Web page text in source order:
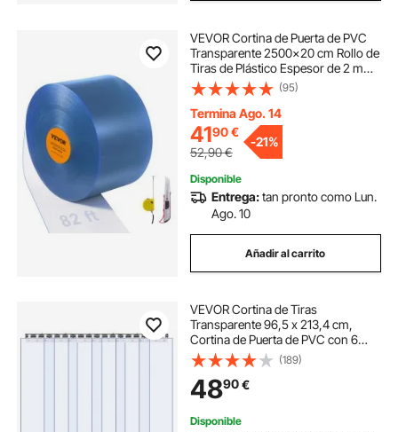
VEVOR Cortina de Puerta​ de PVC
Transparente 2500x20 cm Rollo de
Tiras de Plástico Espesor de 2 mm
Cortina de Tiras para Puertas de
Supermercado, Fábrica, Almacén,
Centros Comerciales, Garaje
(95)
Termina Ago. 14
4190€
52,90€
-21%
Disponible
Entrega:tan pronto como Lun.
Ago. 10
Añadir al carrito
VEVOR Cortina de Tiras
Transparente 96,5 x 213,4 cm,
Cortina de Puerta de PVC con 6
Tiras de Plástico Espesor de 2 mm,
para Puerta de Congelador,
Almacén, Refrigerador de
Supermercado, Garajes
(189)
4890€
Disponible